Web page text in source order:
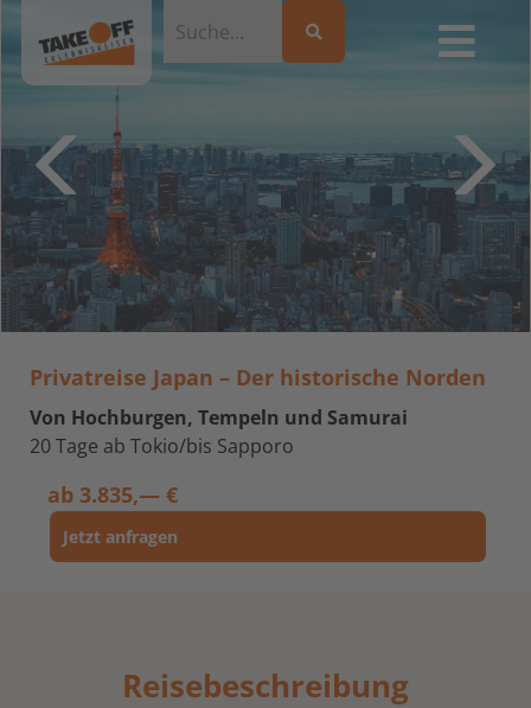
Privatreise Japan – Der historische Norden
Von Hochburgen, Tempeln und Samurai
20 Tage ab Tokio/bis Sapporo
ab 3.835,— €
Jetzt anfragen
Reisebeschreibung